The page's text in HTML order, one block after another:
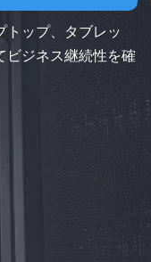
トップ、タブレッ
ビジネス継続性を確
サーバのデータを
自動化のオプショ
護レベルを設定可
デバイス、またはク